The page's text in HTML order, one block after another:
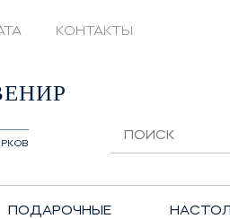
КОНТАКТЫ
ПОДАРОЧНЫЕ